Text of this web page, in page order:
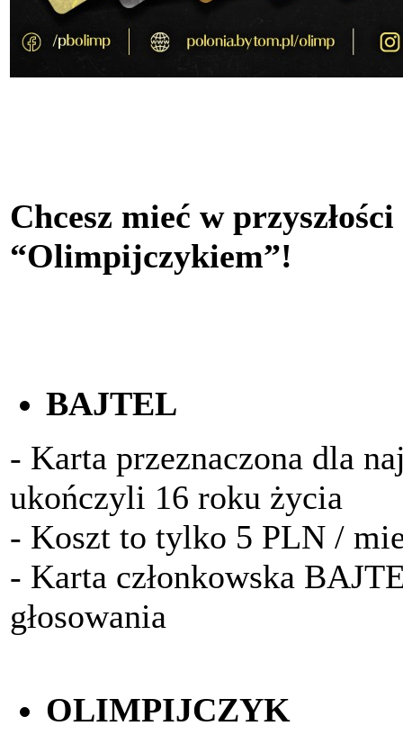
Chcesz mieć w
“Olimpijczykiem”!
BAJTEL
- Karta przeznaczona dla
ukończyli 16 roku życia
- Koszt to tylko 5 PLN /
- Karta członkowska
głosowania
OLIMPIJCZYK